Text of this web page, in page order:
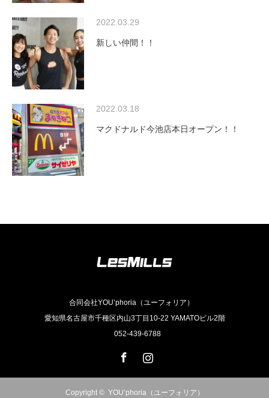
2022.03.29
新しい仲間！！
2022.03.18
マクドナルド今池店本日オープン！！
合同会社YOU’phoria（ユーフォリア）
愛知県名古屋市千種区内山3丁目10-22 YAMATOビル2階
052-439-6788
Copyright © YOU’phoria（ユーフォリア）